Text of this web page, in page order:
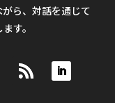
ら、対話を通じて
す。